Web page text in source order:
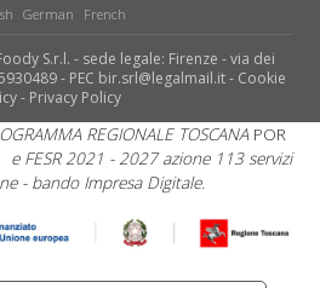
German French
S.r.l. - sede legale: Firenze - via dei
- PEC bir.srl@legalmail.it - Cookie
- Privacy Policy
REGIONALE TOSCANA POR
e FESR 2021 - 2027 azione 113 servizi
- bando Impresa Digitale.